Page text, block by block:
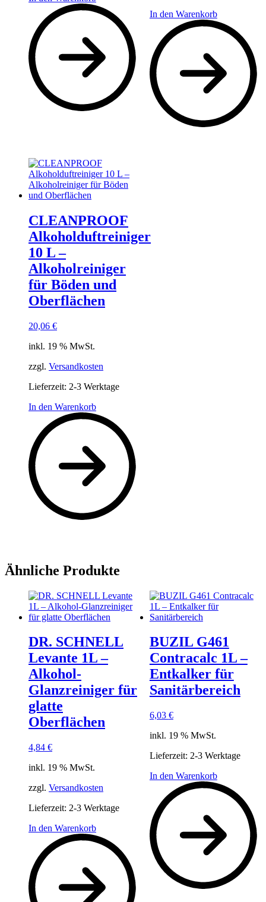
In den Warenkorb
CLEANPROOF
Alkoholduftreiniger
10 L –
Alkoholreiniger
für Böden und
Oberflächen
20,06 €
inkl. 19 % MwSt.
zzgl. Versandkosten
Lieferzeit: 2-3 Werktage
In den Warenkorb
Ähnliche Produkte
DR. SCHNELL
Levante 1L –
Alkohol-
Glanzreiniger für
glatte
Oberflächen
4,84 €
inkl. 19 % MwSt.
zzgl. Versandkosten
Lieferzeit: 2-3 Werktage
In den Warenkorb
BUZIL G461
Contracalc 1L –
Entkalker für
Sanitärbereich
6,03 €
inkl. 19 % MwSt.
Lieferzeit: 2-3 Werktage
In den Warenkorb